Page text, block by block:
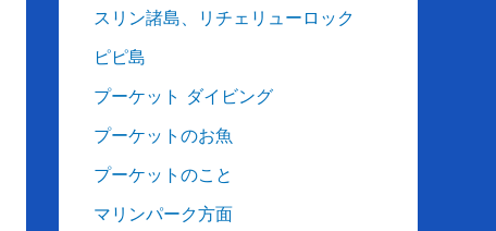
スリン諸島、リチェリューロック
ピピ島
プーケット ダイビング
プーケットのお魚
プーケットのこと
マリンパーク方面